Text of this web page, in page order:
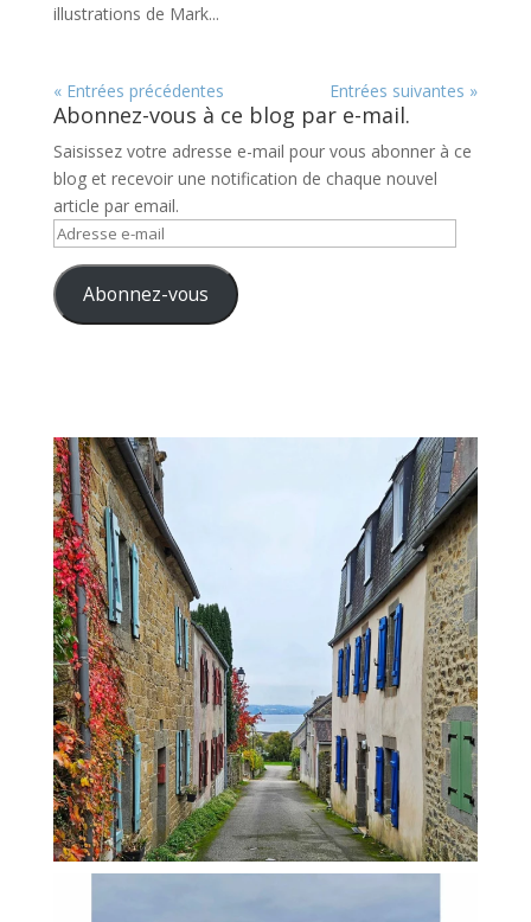
illustrations de Mark...
« Entrées précédentes Entrées suivantes »
Abonnez-vous à ce blog par e-mail.
Saisissez votre adresse e-mail pour vous abonner à ce
blog et recevoir une notification de chaque nouvel
article par email.
Adresse
mail Abonnez-vous